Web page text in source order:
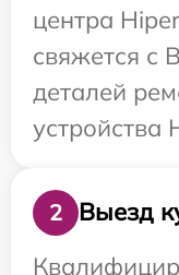
центра
свяжется с
деталей
устройства
2
Выезд